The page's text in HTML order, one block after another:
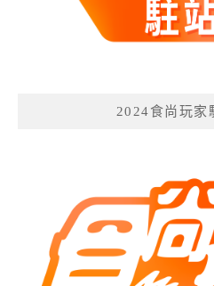
2024食尚玩家